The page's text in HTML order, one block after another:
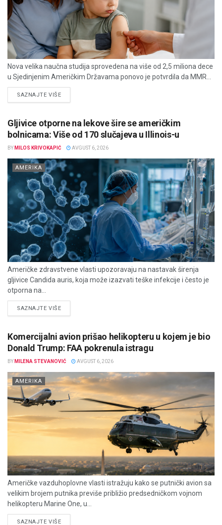
Nova velika naučna studija sprovedena na više od 2,5 miliona dece
u Sjedinjenim Američkim Državama ponovo je potvrdila da MMR...
SAZNAJTE VIŠEDETAILS
Gljivice otporne na lekove šire se američkim
bolnicama: Više od 170 slučajeva u Illinois-u
BY MILOS KRIVOKAPIĆ AVGUST 6, 2026
AMERIKA
Američke zdravstvene vlasti upozoravaju na nastavak širenja
gljivice Candida auris, koja može izazvati teške infekcije i često je
otporna na...
SAZNAJTE VIŠEDETAILS
Komercijalni avion prišao helikopteru u kojem je bio
Donald Trump: FAA pokrenula istragu
BY MILENA STEVANOVIĆ AVGUST 6, 2026
AMERIKA
Američke vazduhoplovne vlasti istražuju kako se putnički avion sa
velikim brojem putnika previše približio predsedničkom vojnom
helikopteru Marine One, u...
SAZNAJTE VIŠEDETAILS